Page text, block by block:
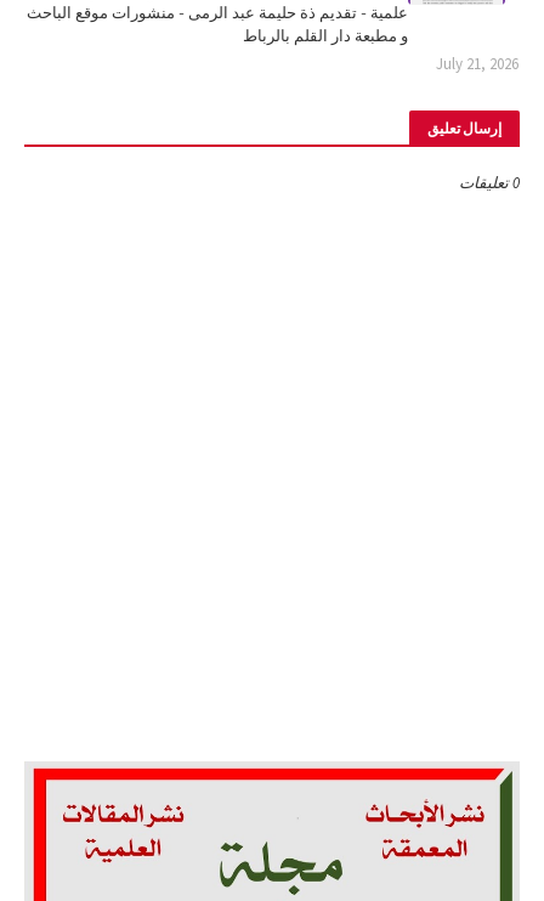
علمية - تقديم ذة حليمة عبد الرمى - منشورات موقع الباحث
و مطبعة دار القلم بالرباط
July 21, 2026
إرسال تعليق
0 تعليقات